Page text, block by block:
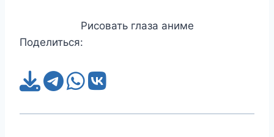
Рисовать глаза аниме
Поделиться: